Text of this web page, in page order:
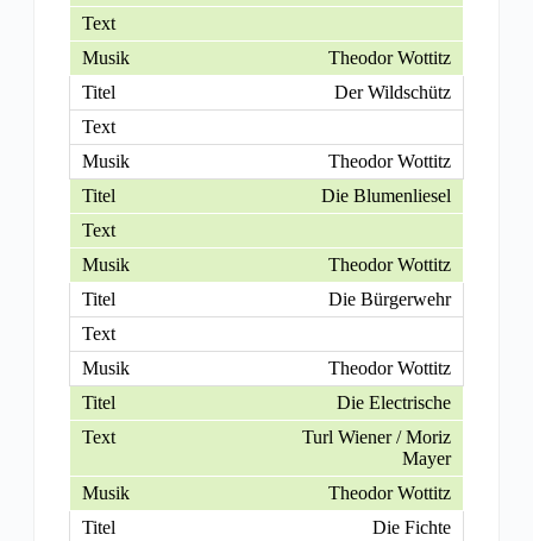
Theodor Wottitz
Der Wildschütz
Theodor Wottitz
Die Blumenliesel
Theodor Wottitz
Die Bürgerwehr
Theodor Wottitz
Die Electrische
Turl Wiener / Moriz
Mayer
Theodor Wottitz
Die Fichte